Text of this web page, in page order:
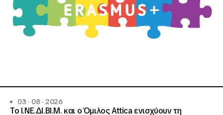
03 · 08 · 2026
Το Ι.ΝΕ.ΔΙ.ΒΙ.Μ. και o Όμιλος Attica ενισχύουν τη